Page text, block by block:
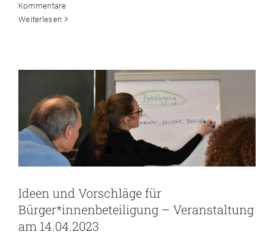
Kommentare
Weiterlesen
Ideen und Vorschläge für
Bürger*innenbeteiligung – Veranstaltung
am 14.04.2023